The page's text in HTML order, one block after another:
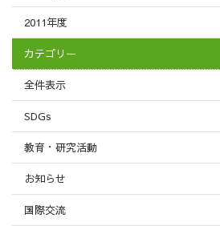
2011年度
カテゴリー
全件表示
SDGs
教育・研究活動
お知らせ
国際交流